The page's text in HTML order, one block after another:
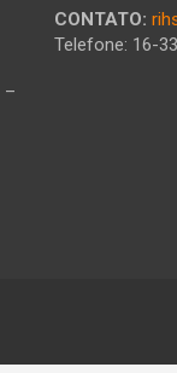
–
CONTATO:
Telefone: 16-